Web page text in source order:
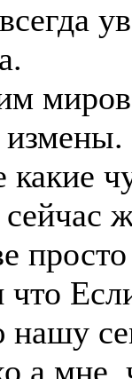
измены.
какие
нашу
а мне,